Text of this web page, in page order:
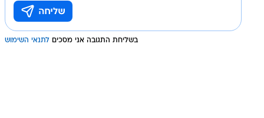
בשליחת התגובה אני מסכים לתנאי השימוש